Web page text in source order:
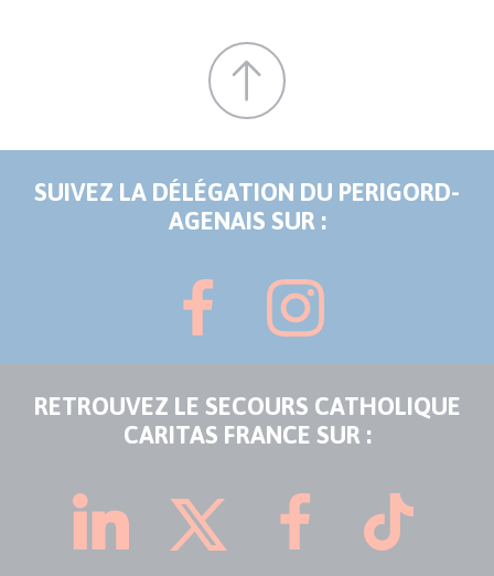
SUIVEZ LA DÉLÉGATION DU PERIGORD-
AGENAIS SUR :
RETROUVEZ LE SECOURS CATHOLIQUE
CARITAS FRANCE SUR :